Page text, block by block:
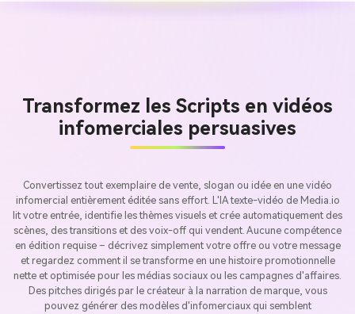
Transformez les Scripts en vidéos
infomerciales persuasives
Convertissez tout exemplaire de vente, slogan ou idée en une vidéo
infomercial entièrement éditée sans effort. L'IA texte-vidéo de Media.io
lit votre entrée, identifie les thèmes visuels et crée automatiquement des
scènes, des transitions et des voix-off qui vendent. Aucune compétence
en édition requise – décrivez simplement votre offre ou votre message
et regardez comment il se transforme en une histoire promotionnelle
nette et optimisée pour les médias sociaux ou les campagnes d'affaires.
Des pitches dirigés par le créateur à la narration de marque, vous
pouvez générer des modèles d'infomerciaux qui semblent